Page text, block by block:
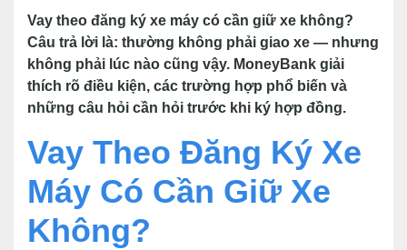
Vay theo đăng ký xe máy có cần giữ xe không?
Câu trả lời là: thường không phải giao xe — nhưng
không phải lúc nào cũng vậy. MoneyBank giải
thích rõ điều kiện, các trường hợp phổ biến và
những câu hỏi cần hỏi trước khi ký hợp đồng.
Vay Theo Đăng Ký Xe
Máy Có Cần Giữ Xe
Không?